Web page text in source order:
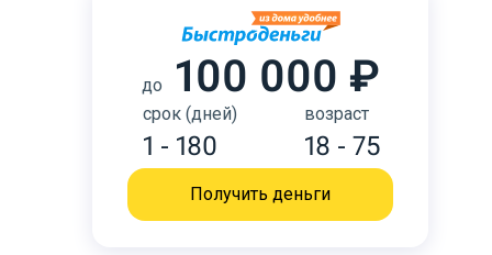
до 100 000 ₽
срок (дней)
1 - 180
возраст
18 - 75
Получить деньги